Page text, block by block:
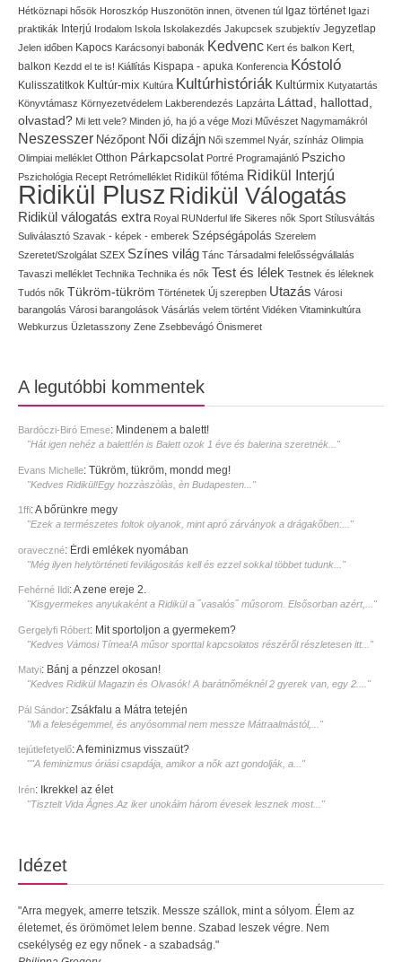
Hétköznapi hősök Horoszkóp Huszonötön innen, ötvenen túl Igaz történet Igazi
praktikák Interjú Irodalom Iskola Iskolakezdés Jakupcsek szubjektív Jegyzetlap
Jelen időben Kapocs Karácsonyi babonák Kedvenc Kert és balkon Kert,
balkon Kezdd el te is! Kiállítás Kispapa - apuka Konferencia Kóstoló
Kulisszatitkok Kultúr-mix Kultúra Kultúrhistóriák Kultúrmix Kutyatartás
Könyvtámasz Környezetvédelem Lakberendezés Lapzárta Láttad, hallottad,
olvastad? Mi lett vele? Minden jó, ha jó a vége Mozi Művészet Nagymamákról
Neszesszer Nézőpont Női dizájn Női szemmel Nyár, színház Olimpia
Olimpiai melléklet Otthon Párkapcsolat Portré Programajánló Pszicho
Pszichológia Recept Retrómelléklet Ridikül főtéma Ridikül Interjú
Ridikül Plusz Ridikül Válogatás
Ridikül válogatás extra Royal RUNderful life Sikeres nők Sport Stílusváltás
Suliválasztó Szavak - képek - emberek Szépségápolás Szerelem
Szeretet/Szolgálat SZEX Színes világ Tánc Társadalmi felelősségvállalás
Tavaszi melléklet Technika Technika és nők Test és lélek Testnek és léleknek
Tudós nők Tükröm-tükröm Történetek Új szerepben Utazás Városi
barangolás Városi barangolások Vásárlás velem történt Vidéken Vitaminkultúra
Webkurzus Üzletasszony Zene Zsebbevágó Önismeret
A legutóbbi kommentek
Bardóczi-Biró Emese: Mindenem a balett!
"Hát igen nehéz a balett!én is Balett ozok 1 éve és balerina szeretnék..."
Evans Michelle: Tükröm, tükröm, mondd meg!
"Kedves Ridikül!Egy hozzàszòlàs, èn Budapesten..."
1ffi:A bőrünkre megy
"Ezek a természetes foltok olyanok, mint apró zárványok a drágakőben:..."
oraveczné: Érdi emlékek nyomában
"Még ilyen helytörténeti fevilágositás kell és ezzel sokkal többet tudunk..."
Fehérné Ildi:A zene ereje 2.
"Kisgyermekes anyukaként a Ridikül a ˝vasalós˝ műsorom. Elsősorban azért,..."
Gergelyfi Róbert: Mit sportoljon a gyermekem?
"Kedves Vámosi Tímea!A műsor sporttal kapcsolatos részéről részletesen itt..."
Matyi: Bánj a pénzzel okosan!
"Kedves Ridikül Magazin és Olvasók! A barátnőméknél 2 gyerek van, egy 2...."
Pál Sándor: Zsákfalu a Mátra tetején
"Mi a feleségemmel, és anyósommal nem messze Mátraalmástól,..."
tejútlefetyelő:A feminizmus visszaüt?
""A feminizmus óriási csapdája, amikor a nők azt gondolják, a..."
Irén: Ikrekkel az élet
"Tisztelt Vida Ágnes.Az iker unokáim három évesek lesznek most..."
Idézet
"Arra megyek, amerre tetszik. Messze szállok, mint a sólyom. Élem az
életemet, és örömömet lelem benne. Szabad leszek végre. Nem
csekélység ez egy nőnek - a szabadság."